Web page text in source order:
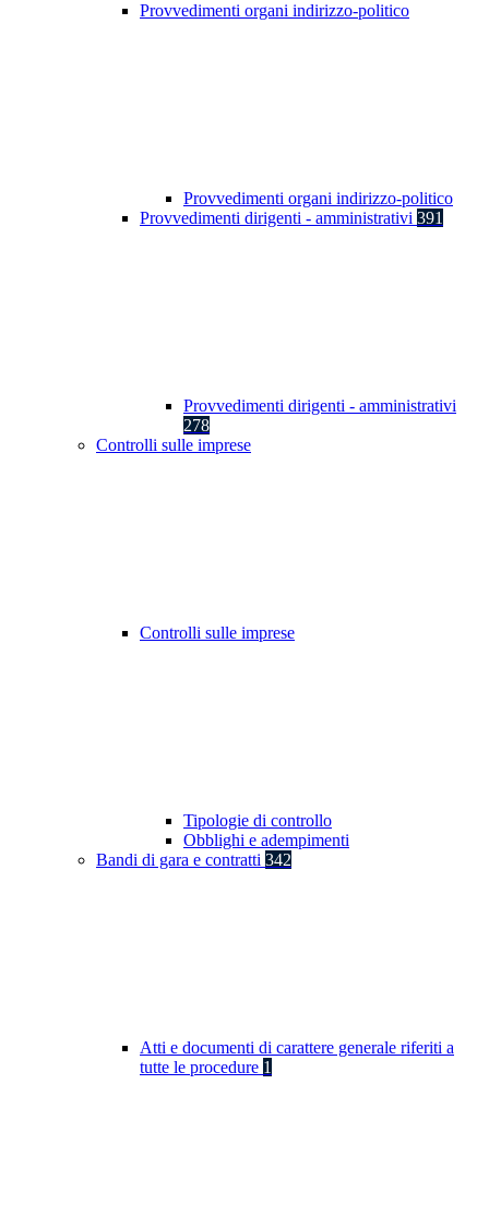
Provvedimenti organi indirizzo-politico
Provvedimenti organi indirizzo-politico
Provvedimenti dirigenti - amministrativi 391
Provvedimenti dirigenti - amministrativi
278
Controlli sulle imprese
Controlli sulle imprese
Tipologie di controllo
Obblighi e adempimenti
Bandi di gara e contratti 342
Atti e documenti di carattere generale riferiti a
tutte le procedure 1